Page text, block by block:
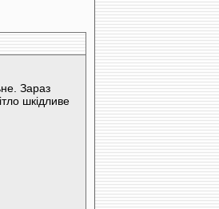
Зараз
шкідливе